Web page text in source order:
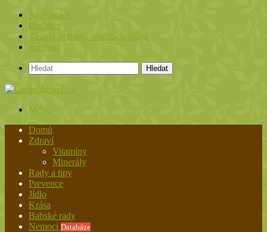
Spolupráce
Redakce
Zásady ochrany osobních údajů
Kontakt
Hledat
Menu
Domů
Zdraví
Vitamíny
Minerály
Rady a tipy
Prevence
Jídlo
Krása
Babské rady
Nemoci Databáze